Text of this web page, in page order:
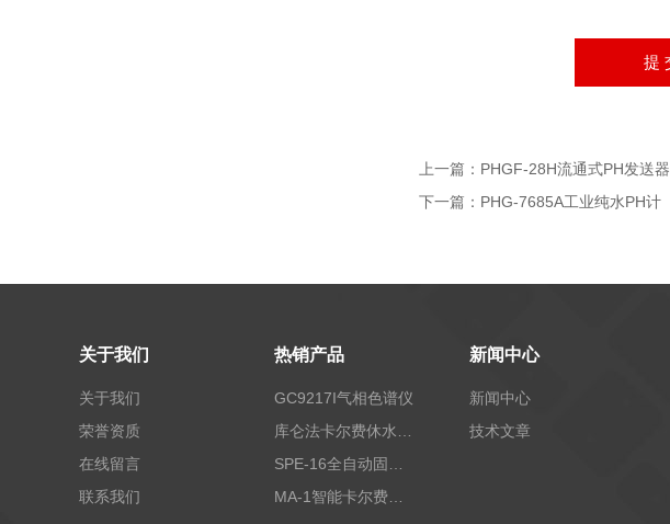
上一篇： PHGF-28H流通式PH发送器
下一篇： PHG-7685A工业纯水PH计
关于我们
关于我们
荣誉资质
在线留言
联系我们
热销产品
GC9217I气相色谱仪
新闻中心
新闻中心
技术文章